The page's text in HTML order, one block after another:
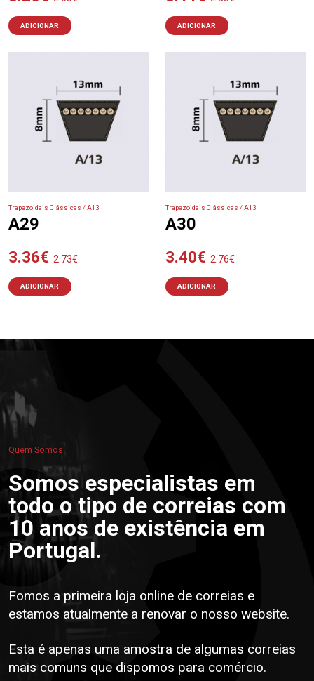
ADICIONAR ADICIONAR
Trapezoidais Clássicas / A13
A29
3.36€ 2.73€
ADICIONAR
Trapezoidais Clássicas / A13
A30
3.40€ 2.76€
ADICIONAR
Quem Somos
Somos especialistas em
todo o tipo de correias com
10 anos de existência em
Portugal.
Fomos a primeira loja online de correias e
estamos atualmente a renovar o nosso website.
Esta é apenas uma amostra de algumas correias
mais comuns que dispomos para comércio.